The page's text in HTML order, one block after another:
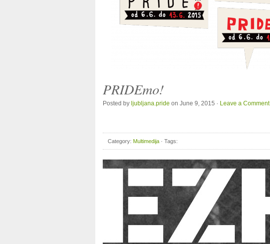
PRIDEmo!
Posted by ljubljana.pride on June 9, 2015 · Leave a Comment
Category: Multimedija · Tags: